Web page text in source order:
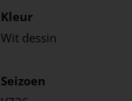
Kleur
Wit dessin
Seizoen